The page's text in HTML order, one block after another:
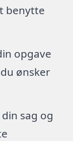
benytte
opgave
ønsker
sag og